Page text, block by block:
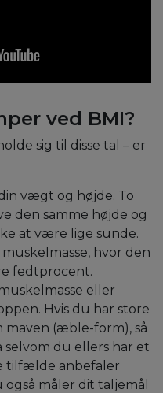
ved BMI?
sig til disse tal – er
vægt og højde. To
den samme højde og
at være lige sunde.
hvor den
fedtprocent.
eller
Hvis du har store
(æble-form), så
du ellers har et
tilfælde anbefaler
måler dit taljemål